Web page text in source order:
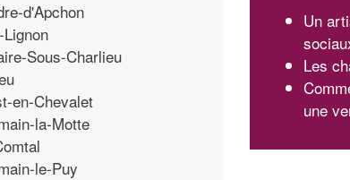
d'Apchon
Sous-Charlieu
en-Chevalet
la-Motte
le-Puy
Un
Les
une